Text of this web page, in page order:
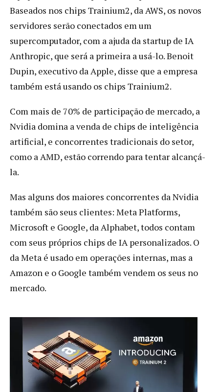
Baseados nos chips Trainium2, da AWS, os novos
servidores serão conectados em um
supercomputador, com a ajuda da startup de IA
Anthropic, que será a primeira a usá-lo. Benoit
Dupin, executivo da Apple, disse que a empresa
também está usando os chips Trainium2.
Com mais de 70% de participação de mercado, a
Nvidia domina a venda de chips de inteligência
artificial, e concorrentes tradicionais do setor,
como a AMD, estão correndo para tentar alcançá-
la.
Mas alguns dos maiores concorrentes da Nvidia
também são seus clientes: Meta Platforms,
Microsoft e Google, da Alphabet, todos contam
com seus próprios chips de IA personalizados. O
da Meta é usado em operações internas, mas a
Amazon e o Google também vendem os seus no
mercado.